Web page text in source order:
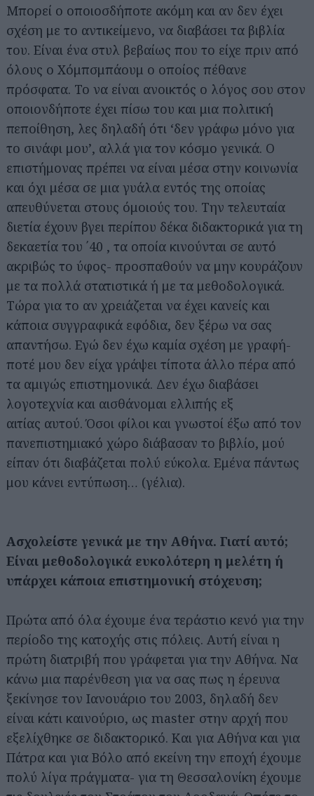
Μπορεί ο οποιοσδήποτε ακόμη και αν δεν έχει
σχέση με το αντικείμενο, να διαβάσει τα βιβλία
του. Είναι ένα στυλ βεβαίως που το είχε πριν από
όλους ο Χόμπσμπάουμ ο οποίος πέθανε
πρόσφατα. Το να είναι ανοικτός ο λόγος σου στον
οποιονδήποτε έχει πίσω του και μια πολιτική
πεποίθηση, λες δηλαδή ότι ‘δεν γράφω μόνο για
το σινάφι μου’, αλλά για τον κόσμο γενικά. Ο
επιστήμονας πρέπει να είναι μέσα στην κοινωνία
και όχι μέσα σε μια γυάλα εντός της οποίας
απευθύνεται στους όμοιούς του. Την τελευταία
διετία έχουν βγει περίπου δέκα διδακτορικά για τη
δεκαετία του ΄40 , τα οποία κινούνται σε αυτό
ακριβώς το ύφος- προσπαθούν να μην κουράζουν
με τα πολλά στατιστικά ή με τα μεθοδολογικά.
Τώρα για το αν χρειάζεται να έχει κανείς και
κάποια συγγραφικά εφόδια, δεν ξέρω να σας
απαντήσω. Εγώ δεν έχω καμία σχέση με γραφή-
ποτέ μου δεν είχα γράψει τίποτα άλλο πέρα από
τα αμιγώς επιστημονικά. Δεν έχω διαβάσει
λογοτεχνία και αισθάνομαι ελλιπής εξ
αιτίας αυτού. Όσοι φίλοι και γνωστοί έξω από τον
πανεπιστημιακό χώρο διάβασαν το βιβλίο, μού
είπαν ότι διαβάζεται πολύ εύκολα. Εμένα πάντως
μου κάνει εντύπωση… (γέλια).
Ασχολείστε γενικά με την Αθήνα. Γιατί αυτό;
Είναι μεθοδολογικά ευκολότερη η μελέτη ή
υπάρχει κάποια επιστημονική στόχευση;
Πρώτα από όλα έχουμε ένα τεράστιο κενό για την
περίοδο της κατοχής στις πόλεις. Αυτή είναι η
πρώτη διατριβή που γράφεται για την Αθήνα. Να
κάνω μια παρένθεση για να σας πως η έρευνα
ξεκίνησε τον Ιανουάριο του 2003, δηλαδή δεν
είναι κάτι καινούριο, ως master στην αρχή που
εξελίχθηκε σε διδακτορικό. Και για Αθήνα και για
Πάτρα και για Βόλο από εκείνη την εποχή έχουμε
πολύ λίγα πράγματα- για τη Θεσσαλονίκη έχουμε